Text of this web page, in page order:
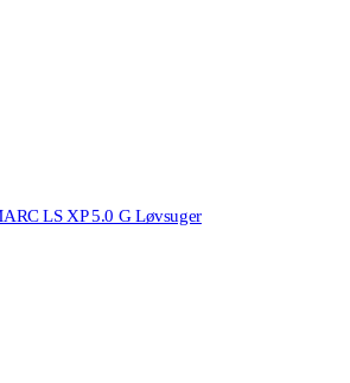
LS XP 5.0 G Løvsuger